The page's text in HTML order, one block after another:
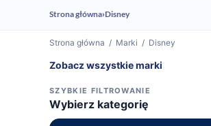
Strona główna›Disney
Strona główna / Marki / Disney
Zobacz wszystkie marki
SZYBKIE FILTROWANIE
Wybierz kategorię